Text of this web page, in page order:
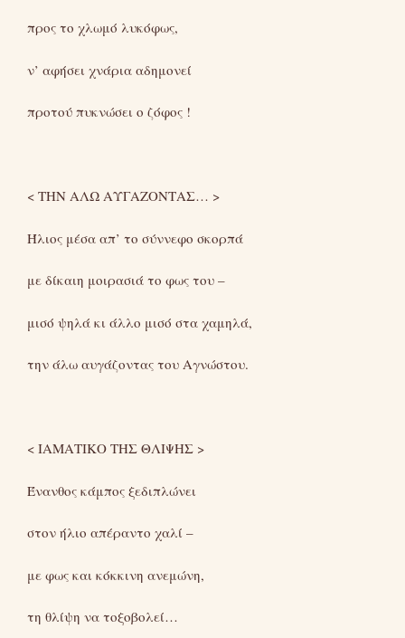
προς το χλωμό λυκόφως,
ν’ αφήσει χνάρια αδημονεί
προτού πυκνώσει ο ζόφος !
< ΤΗΝ ΑΛΩ ΑΥΓΑΖΟΝΤΑΣ… >
Ήλιος μέσα απ’ το σύννεφο σκορπά
με δίκαιη μοιρασιά το φως του –
μισό ψηλά κι άλλο μισό στα χαμηλά,
την άλω αυγάζοντας του Αγνώστου.
< ΙΑΜΑΤΙΚΟ ΤΗΣ ΘΛΙΨΗΣ >
Ένανθος κάμπος ξεδιπλώνει
στον ήλιο απέραντο χαλί –
με φως και κόκκινη ανεμώνη,
τη θλίψη να τοξοβολεί…